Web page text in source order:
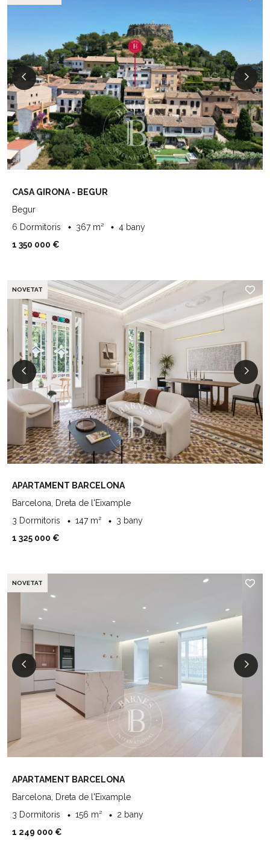
CASA GIRONA - BEGUR
Begur
6 Dormitoris
367 m²
4 bany
1 350 000 €
NOVETAT
APARTAMENT BARCELONA
Barcelona, Dreta de l'Eixample
3 Dormitoris
147 m²
3 bany
1 325 000 €
NOVETAT
APARTAMENT BARCELONA
Barcelona, Dreta de l'Eixample
3 Dormitoris
156 m²
2 bany
1 249 000 €